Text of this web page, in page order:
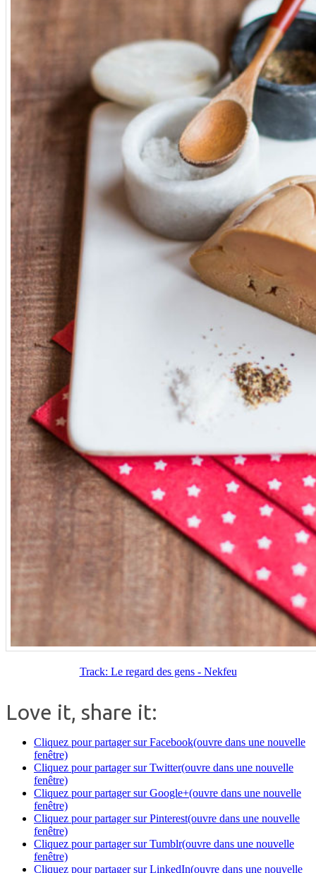
Track: Le regard des gens - Nekfeu
Love it, share it:
Cliquez pour partager sur Facebook(ouvre dans une nouvelle
fenêtre)
Cliquez pour partager sur Twitter(ouvre dans une nouvelle
fenêtre)
Cliquez pour partager sur Google+(ouvre dans une nouvelle
fenêtre)
Cliquez pour partager sur Pinterest(ouvre dans une nouvelle
fenêtre)
Cliquez pour partager sur Tumblr(ouvre dans une nouvelle
fenêtre)
Cliquez pour partager sur LinkedIn(ouvre dans une nouvelle